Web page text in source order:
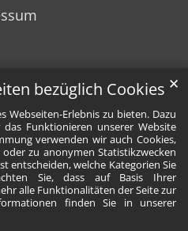
bezüglich Cookies
Erlebnis zu bieten. Dazu
Funktionieren unserer Website
verwenden wir auch Cookies,
zu anonymen Statistikzwecken
entscheiden, welche Kategorien Sie
Sie, dass auf Basis Ihrer
alle Funktionalitäten der Seite zur
finden Sie in unserer
✕